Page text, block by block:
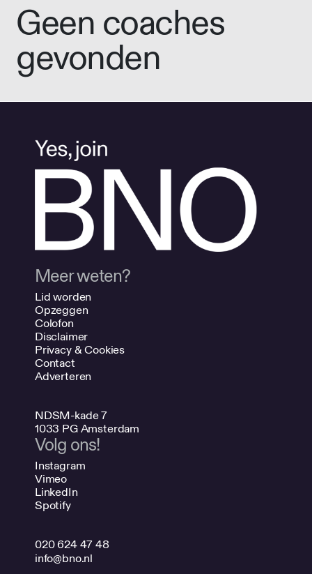
Geen coaches
gevonden
Meer weten?
Lid worden
Opzeggen
Colofon
Disclaimer
Privacy & Cookies
Contact
Adverteren
NDSM-kade 7
1033 PG Amsterdam
Volg ons!
Instagram
Vimeo
LinkedIn
Spotify
020 624 47 48
info@bno.nl